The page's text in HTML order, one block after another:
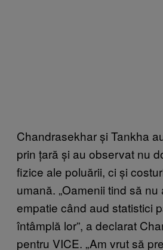
Chandrasekhar și Tankha
prin țară și au observat nu
fizice ale poluării, ci și
umană. „Oamenii tind să nu
empatie când aud statistici
întâmplă lor”, a declarat
pentru VICE. „Am vrut să